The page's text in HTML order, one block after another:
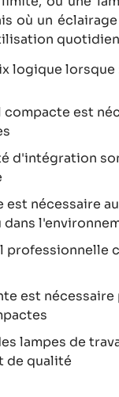
où un
logique lorsque
compacte est
d'intégration
est nécessaire
professionnelle
est
lampes de
de qualité